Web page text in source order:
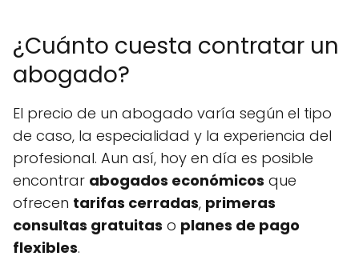
¿Cuánto cuesta contratar un
abogado?
El precio de un abogado varía según el tipo
de caso, la especialidad y la experiencia del
profesional. Aun así, hoy en día es posible
encontrar abogados económicos que
ofrecen tarifas cerradas, primeras
consultas gratuitas o planes de pago
flexibles.